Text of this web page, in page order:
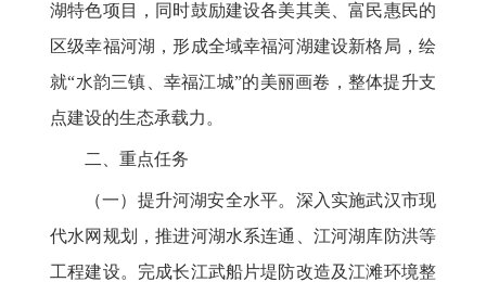
湖特色项目，同时鼓励建设各美其美、富民惠民的
区级幸福河湖，形成全域幸福河湖建设新格局，绘
就“水韵三镇、幸福江城”的美丽画卷，整体提升支
点建设的生态承载力。
二、重点任务
（一）提升河湖安全水平。深入实施武汉市现
代水网规划，推进河湖水系连通、江河湖库防洪等
工程建设。完成长江武船片堤防改造及江滩环境整